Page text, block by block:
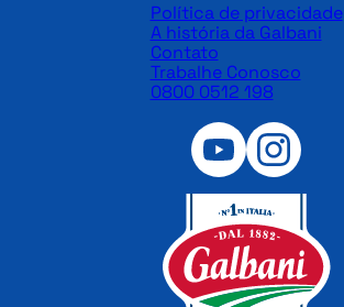
Política de privacidade
A história da Galbani
Contato
Trabalhe Conosco
0800 0512 198